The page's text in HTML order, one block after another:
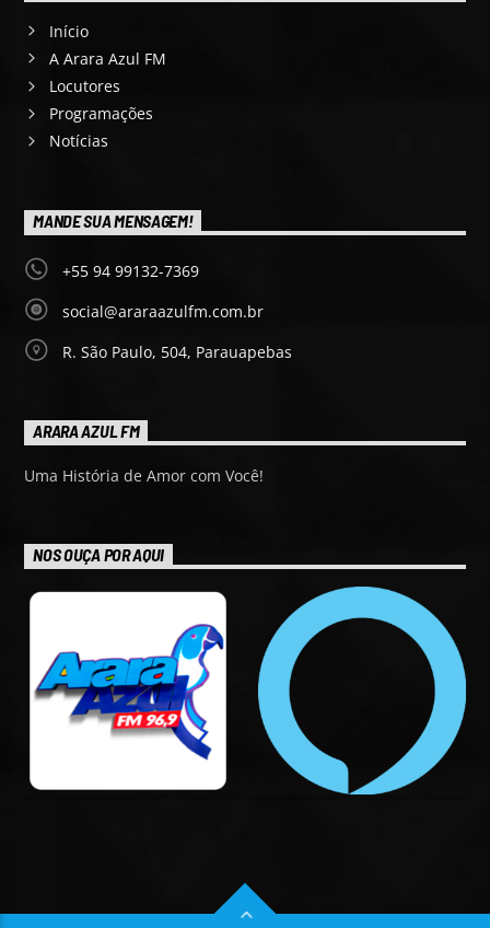
Início
A Arara Azul FM
Locutores
Programações
Notícias
MANDE SUA MENSAGEM!
+55 94 99132-7369
social@araraazulfm.com.br
R. São Paulo, 504, Parauapebas
ARARA AZUL FM
Uma História de Amor com Você!
NOS OUÇA POR AQUI